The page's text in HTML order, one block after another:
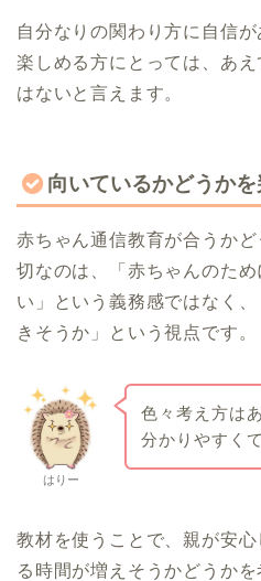
自分なりの関わり方に自信
楽しめる方にとっては、あ
はないと言えます。
向いているかどうか
赤ちゃん通信教育が合うか
切なのは、「赤ちゃんのた
い」という義務感ではなく
きそうか」という視点です。
はりー
色々考え方は
分かりやすく
教材を使うことで、親が安心
る時間が増えそうかどうか